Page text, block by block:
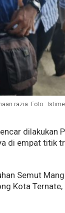
razia. Foto :
dilakukan
di empat titik
Semut
Kota